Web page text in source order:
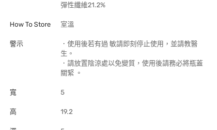
彈性纖維21.2%
How To Store 室溫
警示
．使用後若有過 敏請即刻停止使用，並請教醫
生。
．請放置陰涼處以免變質，使用後請務必將瓶蓋
關緊 。
寬 5
高 19.2